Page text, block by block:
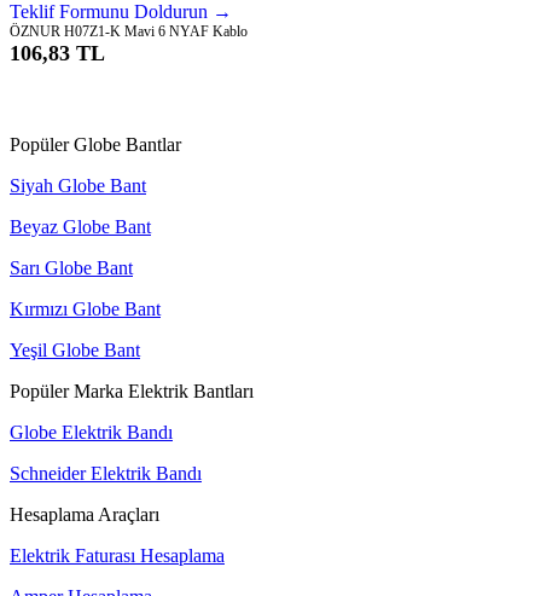
Teklif Formunu Doldurun →
ÖZNUR H07Z1-K Mavi 6 NYAF Kablo
106,83 TL
Popüler Globe Bantlar
Siyah Globe Bant
Beyaz Globe Bant
Sarı Globe Bant
Kırmızı Globe Bant
Yeşil Globe Bant
Popüler Marka Elektrik Bantları
Globe Elektrik Bandı
Schneider Elektrik Bandı
Hesaplama Araçları
Elektrik Faturası Hesaplama